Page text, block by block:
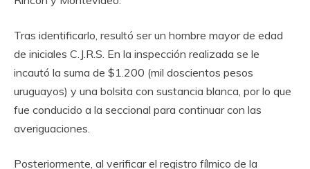
Tras identificarlo, resultó ser un hombre mayor de edad
de iniciales C.J.R.S. En la inspección realizada se le
incautó la suma de $1.200 (mil doscientos pesos
uruguayos) y una bolsita con sustancia blanca, por lo que
fue conducido a la seccional para continuar con las
averiguaciones.
Posteriormente, al verificar el registro fílmico de la